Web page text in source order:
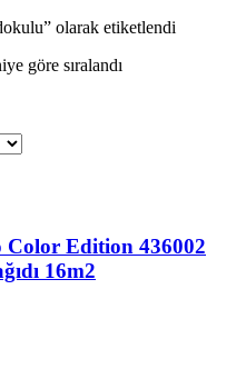
olarak etiketlendi
göre sıralandı
Color Edition 436002
16m2